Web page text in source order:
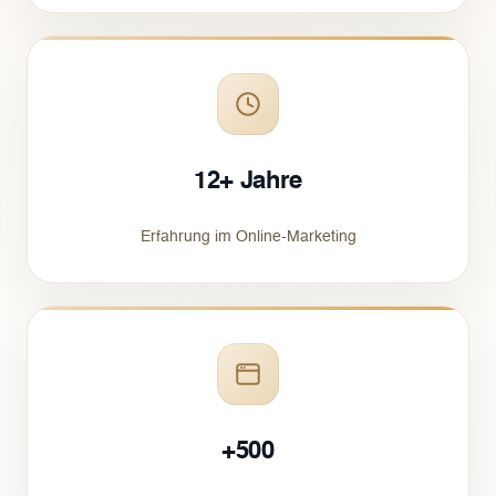
12+ Jahre
Erfahrung im Online-Marketing
+500